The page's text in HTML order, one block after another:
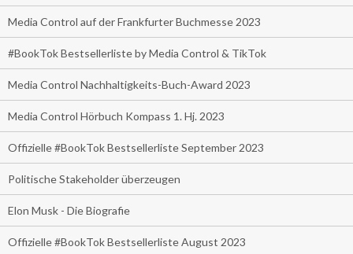
Media Control auf der Frankfurter Buchmesse 2023
#BookTok Bestsellerliste by Media Control & TikTok
Media Control Nachhaltigkeits-Buch-Award 2023
Media Control Hörbuch Kompass 1. Hj. 2023
Offizielle #BookTok Bestsellerliste September 2023
Politische Stakeholder überzeugen
Elon Musk - Die Biografie
Offizielle #BookTok Bestsellerliste August 2023